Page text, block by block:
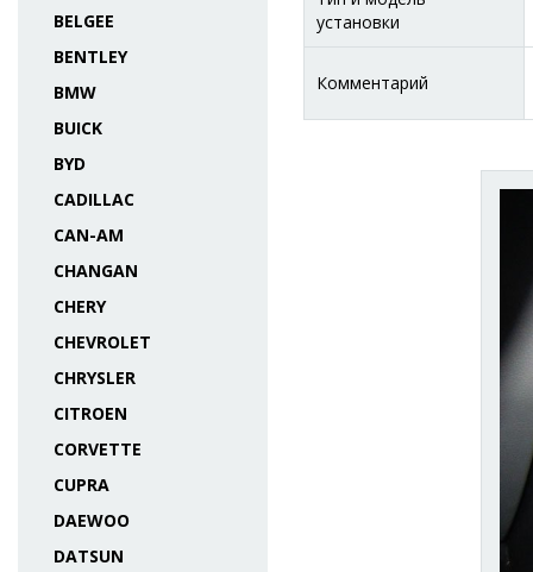
BELGEE
BENTLEY
BMW
BUICK
BYD
CADILLAC
CAN-AM
CHANGAN
CHERY
CHEVROLET
CHRYSLER
CITROEN
CORVETTE
CUPRA
DAEWOO
DATSUN
установки
Комментарий